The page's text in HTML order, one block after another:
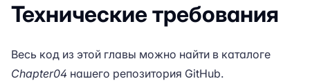
Технические требования
Весь код из этой главы можно найти в каталоге
Chapter04 нашего репозитория GitHub.